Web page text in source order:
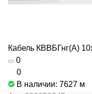
Кабель КВВБГнг(А)
0
0
В наличии: 7627 м